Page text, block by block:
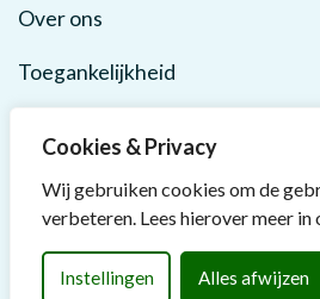
Cookies & Privacy
Wij gebruiken cookies om de
verbeteren. Lees hierover meer in
Instellingen Alles afwijzen
Over ons
Toegankelijkheid